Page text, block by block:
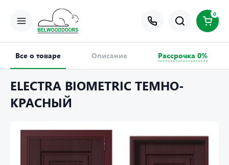
0
Все о товаре Описание Рассрочка 0%
ELECTRA BIOMETRIC ТЕМНО-
КРАСНЫЙ